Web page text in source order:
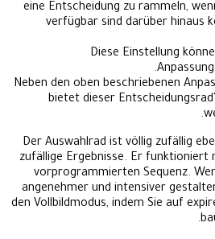
eine Entscheidung zu rammeln,
verfügbar sind darüber hinaus
Diese Einstellung
Neben den oben beschriebenen
bietet dieser
Der Auswahlrad ist völlig zufällig
zufällige Ergebnisse. Er funktioniert
vorprogrammierten Sequenz.
angenehmer und intensiver
den Vollbildmodus, indem Sie auf